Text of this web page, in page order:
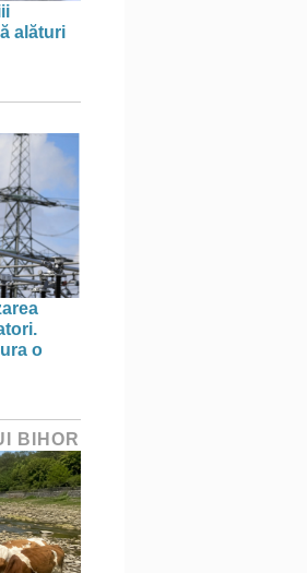
alături
o
BIHOR